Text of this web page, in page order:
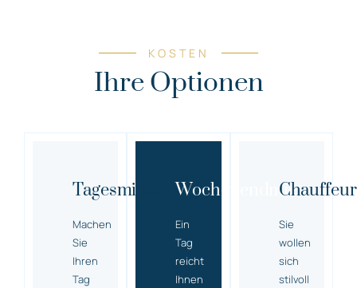
KOSTEN
Ihre Optionen
Tagesmiete
Machen
Sie
Ihren
Tag
Wochenendmiete
Ein
Tag
reicht
Ihnen
Sie
wollen
sich
stilvoll